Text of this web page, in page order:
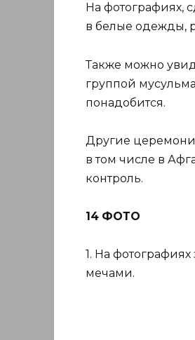
На фотографиях,
в белые одежды,
Также можно
группой
понадобится.
Другие
в том числе в
контроль.
14 ФОТО
1. На
мечами.